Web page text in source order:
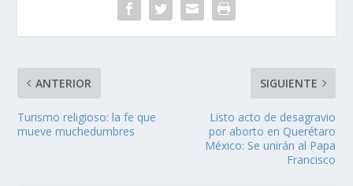
ANTERIOR
Turismo religioso: la fe que
mueve muchedumbres
SIGUIENTE
Listo acto de desagravio
por aborto en Querétaro
México: Se unirán al Papa
Francisco